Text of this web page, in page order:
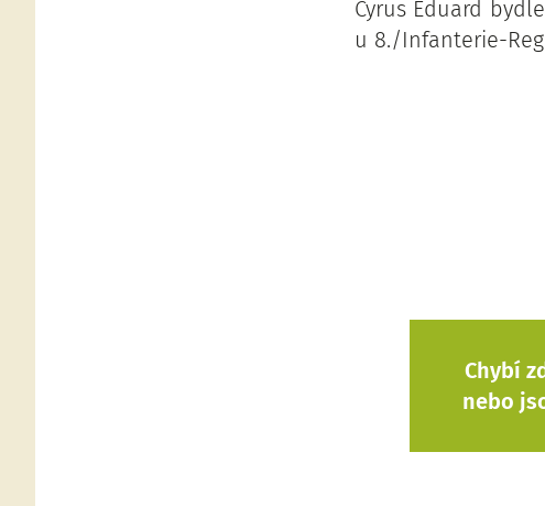
Cyrus Eduard
u 8./Infanterie-
Chybí
nebo